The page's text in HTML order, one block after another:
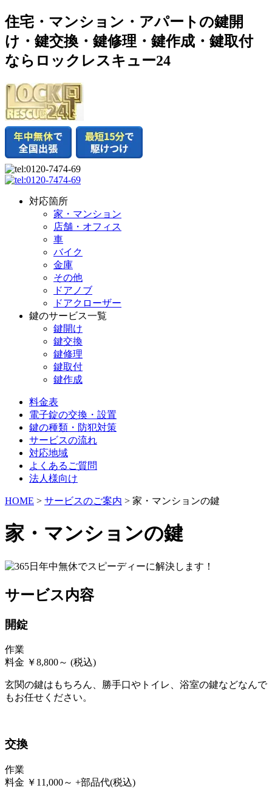
住宅・マンション・アパートの鍵開
け・鍵交換・鍵修理・鍵作成・鍵取付
ならロックレスキュー24
対応箇所
家・マンション
店舗・オフィス
車
バイク
金庫
その他
ドアノブ
ドアクローザー
鍵のサービス一覧
鍵開け
鍵交換
鍵修理
鍵取付
鍵作成
料金表
電子錠の交換・設置
鍵の種類・防犯対策
サービスの流れ
対応地域
よくあるご質問
法人様向け
HOME > サービスのご案内 > 家・マンションの鍵
家・マンションの鍵
サービス内容
開錠
作業
料金 ￥8,800～ (税込)
玄関の鍵はもちろん、勝手口やトイレ、浴室の鍵などなんで
もお任せください。
交換
作業
料金 ￥ 11,000～ +部品代(税込)